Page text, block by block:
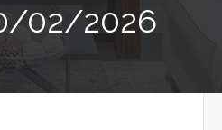
02/2026